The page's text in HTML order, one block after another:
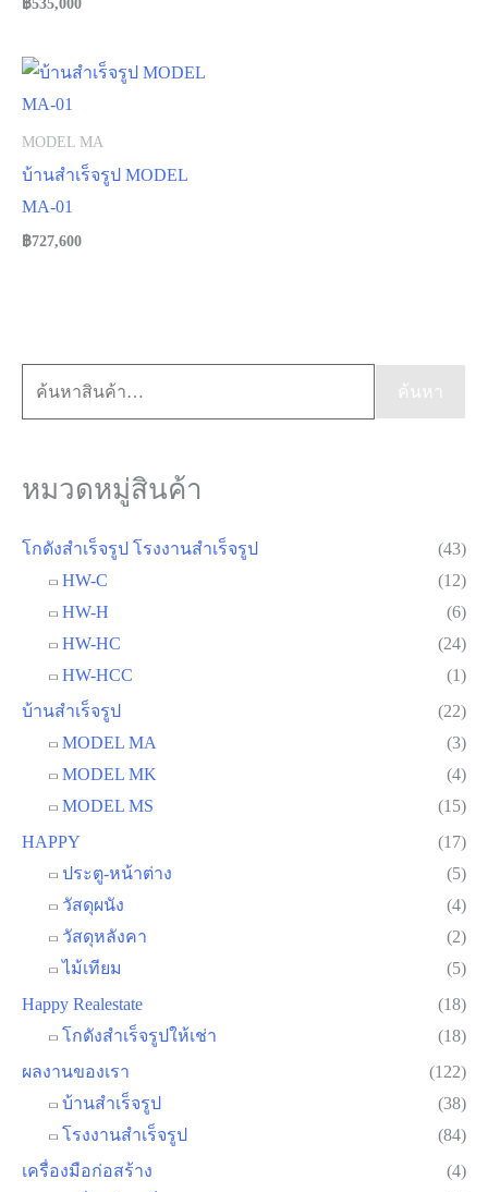
MODEL MA
บ้านสำเร็จรูป MODEL
MA-01
฿727,600
ค้นหา:
ค้นหา
หมวดหมู่สินค้า
โกดังสำเร็จรูป โรงงานสำเร็จรูป
(43)
HW-C
(12)
HW-H
(6)
HW-HC
(24)
HW-HCC
(1)
บ้านสำเร็จรูป
(22)
MODEL MA
(3)
MODEL MK
(4)
MODEL MS
(15)
HAPPY
(17)
ประตู-หน้าต่าง
(5)
วัสดุผนัง
(4)
วัสดุหลังคา
(2)
ไม้เทียม
(5)
Happy Realestate
(18)
โกดังสำเร็จรูปให้เช่า
(18)
ผลงานของเรา
(122)
บ้านสำเร็จรูป
(38)
โรงงานสำเร็จรูป
(84)
เครื่องมือก่อสร้าง
(4)